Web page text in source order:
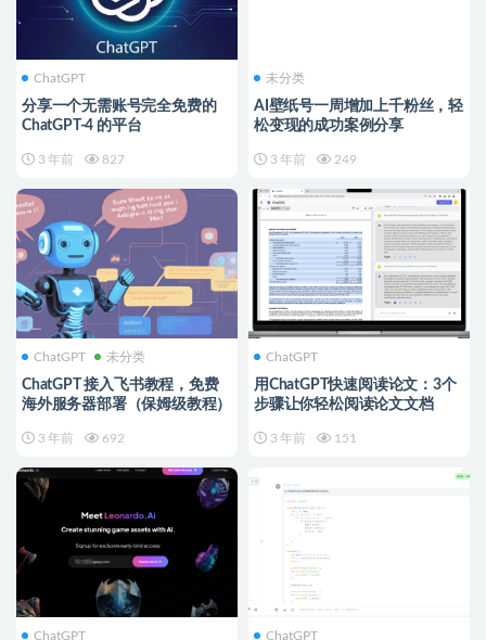
ChatGPT
分享一个无需账号完全免费的
ChatGPT-4 的平台
3 年前 827
未分类
AI壁纸号一周增加上千粉丝，轻
松变现的成功案例分享
3 年前 249
ChatGPT 未分类
ChatGPT 接入飞书教程，免费
海外服务器部署（保姆级教程）
3 年前 692
ChatGPT
用ChatGPT快速阅读论文：3个
步骤让你轻松阅读论文文档
3 年前 151
ChatGPT ChatGPT